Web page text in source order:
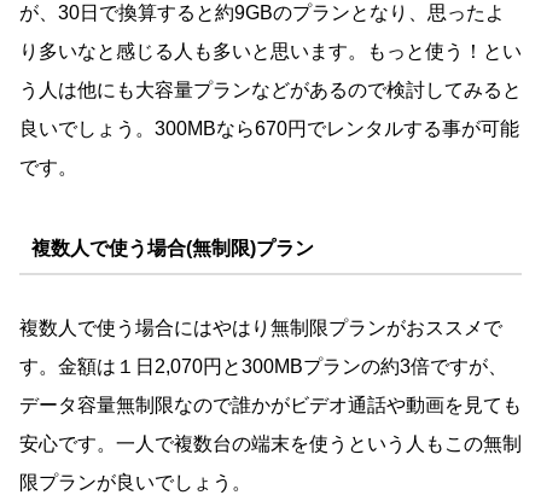
が、30日で換算すると約9GBのプランとなり、思ったよ
り多いなと感じる人も多いと思います。もっと使う！とい
う人は他にも大容量プランなどがあるので検討してみると
良いでしょう。300MBなら670円でレンタルする事が可能
です。
複数人で使う場合(無制限)プラン
複数人で使う場合にはやはり無制限プランがおススメで
す。金額は１日2,070円と300MBプランの約3倍ですが、
データ容量無制限なので誰かがビデオ通話や動画を見ても
安心です。一人で複数台の端末を使うという人もこの無制
限プランが良いでしょう。